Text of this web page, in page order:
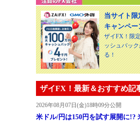
当サイト
キャンペー
ザイFX！限
ッシュバック
る！
ザイFX！最新＆おすすめ記
2026年08月07日(金)18時09分公開
米ドル/円は150円を試す展開に!?